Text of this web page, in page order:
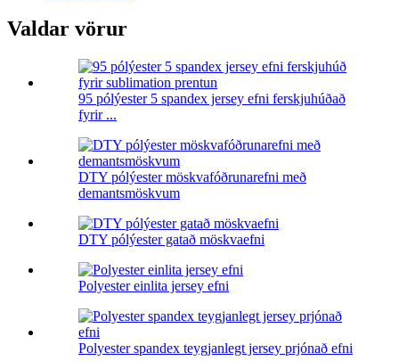
Valdar vörur
95 pólýester 5 spandex jersey efni ferskjuhúðað
fyrir ...
DTY pólýester möskvafóðrunarefni með
demantsmöskvum
DTY pólýester gatað möskvaefni
Polyester einlita jersey efni
Polyester spandex teygjanlegt jersey prjónað efni